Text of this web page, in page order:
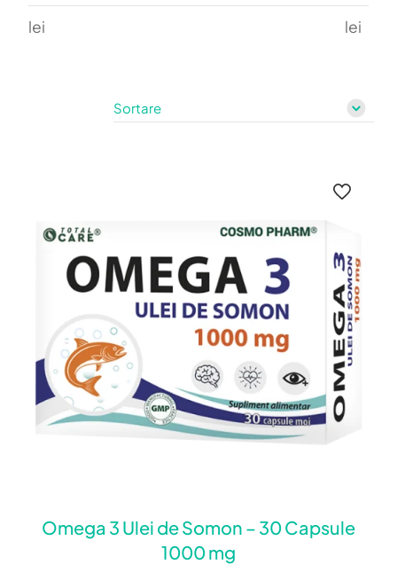
lei lei
Omega 3 Ulei de Somon – 30 Capsule
1000 mg